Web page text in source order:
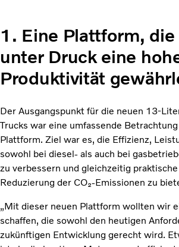
1. Eine Plattform, die
unter Druck eine
Produktivität
Der Ausgangspunkt für die neuen 13-
Trucks war eine umfassende
Plattform. Ziel war es, die Effizienz,
sowohl bei diesel- als auch bei
zu verbessern und gleichzeitig
Reduzierung der CO₂-Emissionen zu
„Mit dieser neuen Plattform wollten wir
schaffen, die sowohl den heutigen
zukünftigen Entwicklung gerecht wird.